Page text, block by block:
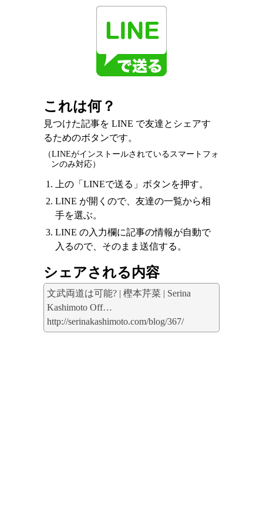
これは何？
見つけた記事を LINE で友達とシェアす
るためのボタンです。
（LINEがインストールされているスマートフォ
ンのみ対応）
上の「LINEで送る」ボタンを押す。
LINE が開くので、友達の一覧から相
手を選ぶ。
LINE の入力欄に記事の情報が自動で
入るので、そのまま送信する。
シェアされる内容
文武両道は可能? | 樫本芹菜 | Serina
Kashimoto Off…
http://serinakashimoto.com/blog/367/